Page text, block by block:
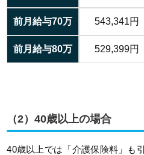
前月給与70万 543,341円
前月給与80万 529,399円
（2）40歳以上の場合
40歳以上では「介護保険料」も